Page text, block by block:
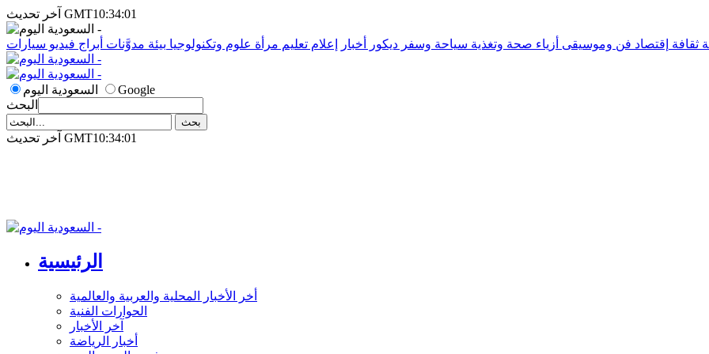
آخر تحديث GMT10:34:01
ثقافة إقتصاد فن وموسيقى أزياء صحة وتغذية سياحة وسفر ديكور أخبار إعلام تعليم مرأة علوم وتكنولوجيا بيئة مدوَّنات أبراج فيديو سيارات
السعودية اليوم
Google
البحث
آخر تحديث GMT10:34:01
الرئيسية
أخر الأخبار المحلية والعربية والعالمية
الحوارات الفنية
آخر الأخبار
أخبار الرياضة